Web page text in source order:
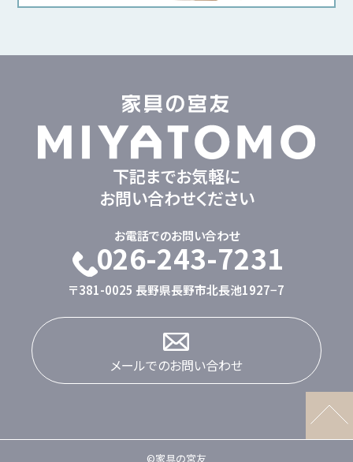
下記までお気軽に
お問い合わせください
お電話でのお問い合わせ
026-243-7231
〒381-0025 長野県長野市北長池1927−7
メールでのお問い合わせ
©家具の宮友